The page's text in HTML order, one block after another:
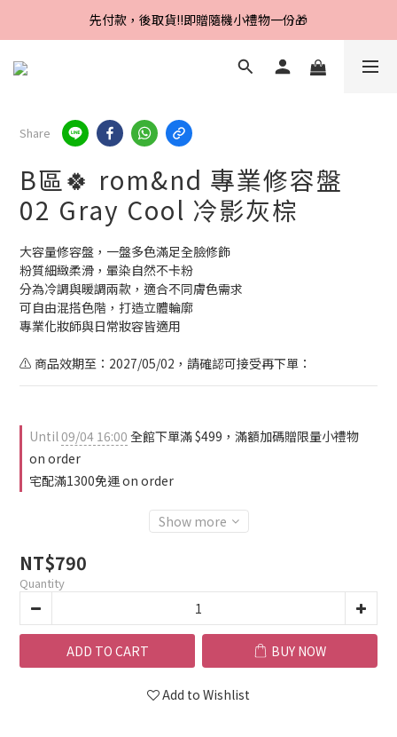
Line好友招募中，首購、回購皆贈100元
先付款，後取貨‼️即贈隨機小禮物一份🎁
Line好友招募中，首購、回購皆贈100元
Share
B區🍀 rom&nd 專業修容盤
02 Gray Cool 冷影灰棕
大容量修容盤，一盤多色滿足全臉修飾
粉質細緻柔滑，暈染自然不卡粉
分為冷調與暖調兩款，適合不同膚色需求
可自由混搭色階，打造立體輪廓
專業化妝師與日常妝容皆適用
⚠️ 商品效期至：2027/05/02，請確認可接受再下單：
Until09/04 16:00 全館下單滿 $499，滿額加碼贈限量小禮物
on order
宅配滿1300免運 on order
Show more
NT$790
Quantity
ADD TO CART BUY NOW
Add to Wishlist